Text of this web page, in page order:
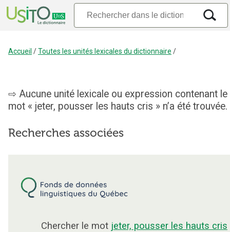
Accueil /Toutes les unités lexicales du dictionnaire /
Aucune unité lexicale ou expression contenant le
mot « jeter, pousser les hauts cris » n’a été trouvée.
Recherches associées
Chercher le mot jeter, pousser les hauts cris